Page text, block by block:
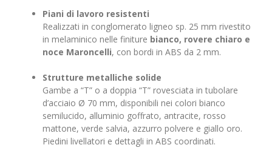
Piani di lavoro resistenti
Realizzati in conglomerato ligneo sp. 25 mm rivestito
in melaminico nelle finiture bianco, rovere chiaro e
noce Maroncelli, con bordi in ABS da 2 mm.
Strutture metalliche solide
Gambe a “T” o a doppia “T” rovesciata in tubolare
d’acciaio Ø 70 mm, disponibili nei colori bianco
semilucido, alluminio goffrato, antracite, rosso
mattone, verde salvia, azzurro polvere e giallo oro.
Piedini livellatori e dettagli in ABS coordinati.